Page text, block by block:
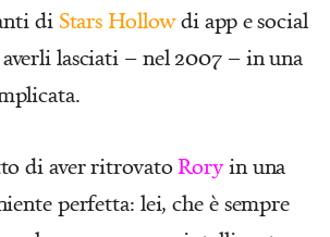
diStars Hollowdi app e social
lasciati – nel 2007 – in una
di aver ritrovato Roryin una
perfetta: lei, che è sempre